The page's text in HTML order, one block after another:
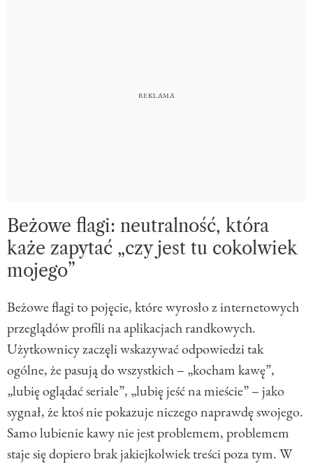
Beżowe flagi: neutralność, która
każe zapytać „czy jest tu cokolwiek
mojego”
Beżowe flagi to pojęcie, które wyrosło z internetowych
przeglądów profili na aplikacjach randkowych.
Użytkownicy zaczęli wskazywać odpowiedzi tak
ogólne, że pasują do wszystkich – „kocham kawę”,
„lubię oglądać seriale”, „lubię jeść na mieście” – jako
sygnał, że ktoś nie pokazuje niczego naprawdę swojego.
Samo lubienie kawy nie jest problemem, problemem
staje się dopiero brak jakiejkolwiek treści poza tym. W